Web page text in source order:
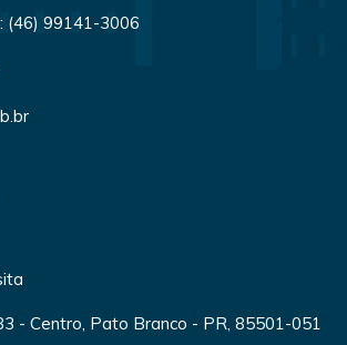
(46) 99141-3006
- Centro, Pato Branco - PR, 85501-051